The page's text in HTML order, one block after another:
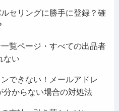
セリングに勝手に登録？確
覧ページ・すべての出品者
ない
できない！メールアドレ
分からない場合の対処法